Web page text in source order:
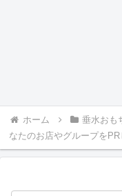
ホーム 垂水おも
なたのお店やグループを